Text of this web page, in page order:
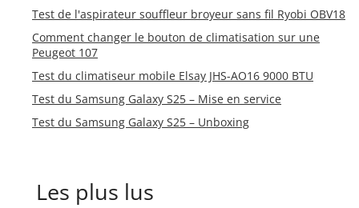
Test de l'aspirateur souffleur broyeur sans fil Ryobi OBV18
Comment changer le bouton de climatisation sur une
Peugeot 107
Test du climatiseur mobile Elsay JHS-AO16 9000 BTU
Test du Samsung Galaxy S25 – Mise en service
Test du Samsung Galaxy S25 – Unboxing
Les plus lus